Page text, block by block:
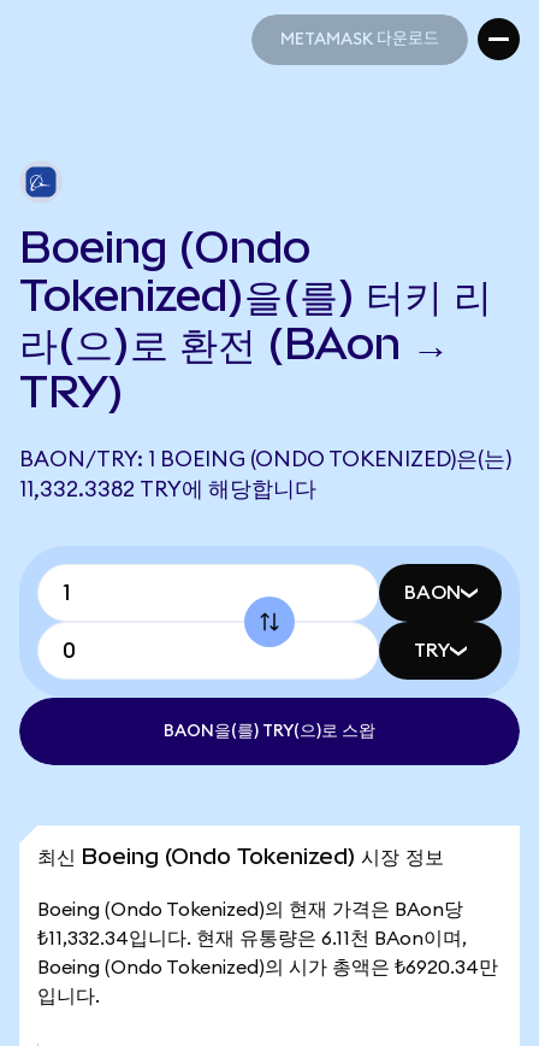
METAMASK 다운로드
Boeing (Ondo
Tokenized)을(를) 터키 리
라(으)로 환전 (BAon →
TRY)
BAON/TRY: 1 BOEING (ONDO TOKENIZED)은(는)
11,332.3382 TRY에 해당합니다
BAON
TRY
BAON을(를) TRY(으)로 스왑
최신 Boeing (Ondo Tokenized) 시장 정보
Boeing (Ondo Tokenized)의 현재 가격은 BAon당
₺11,332.34입니다. 현재 유통량은 6.11천 BAon이며,
Boeing (Ondo Tokenized)의 시가 총액은 ₺6920.34만
입니다.